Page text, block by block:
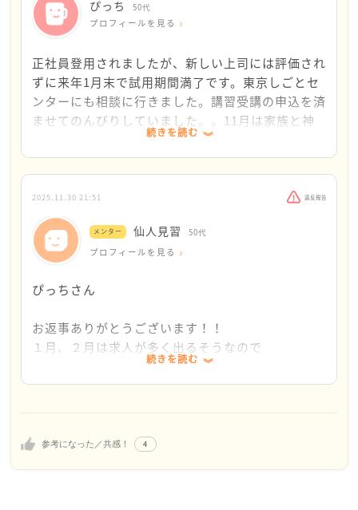
本当に悩みますよね？？
資格を取っても、仕事探しに結びつかないことも多く
派遣で働いている？
ということでしたら、とりあえずそこの派遣会社の方
に相談してみるのもありかなと思いました。
いかがでしょうか？
いや、派遣会社も無理だった・・
キャリア形成を今一度考えなければ・・とお考えでし
たら
一人でモヤモヤしているのでしたら・・
ハローワークや東都京しごとセンターなどのキャリア
コンサルタントや技能士に
相談されることをお勧めします。
参考になった／共感！ 4
ぴっち 50代
プロフィールを見る
正社員登用されましたが、新しい上司には評価され
ずに来年1月末で試用期間満了です。東京しごとセ
ンターにも相談に行きました。講習受講の申込を済
ませてのんびりしていました。。11月は家族と神
社に行ったり食事に出かけたりしました。気づけば
この会社で毎日会社と家の行き帰りばかりで、部屋
の掃除もしてなかったくらい疲れていたので、12月
から少しずつ部屋を綺麗にして転職活動を始めよう
と思います。
続きを読む
2025.11.30 21:51 違反報告
メンター 仙人見習 50代
プロフィールを見る
ぴっちさん
お返事ありがとうございます！！
１月、２月は求人が多く出るそうなので
良いタイミングかもですね。
ちょうど年末ですし、厄払いもいいですね。
いろいろな講習会があるの利用してみてください。
続きを読む